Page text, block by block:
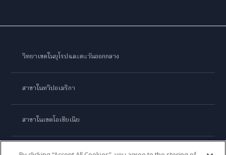
วิทยาเขตในยุโรปและตะวันออกกลาง
สาขาในทวีปอเมริกา
สาขาในเขตโอเชียเนีย
สาขาในทวีปเอเชีย